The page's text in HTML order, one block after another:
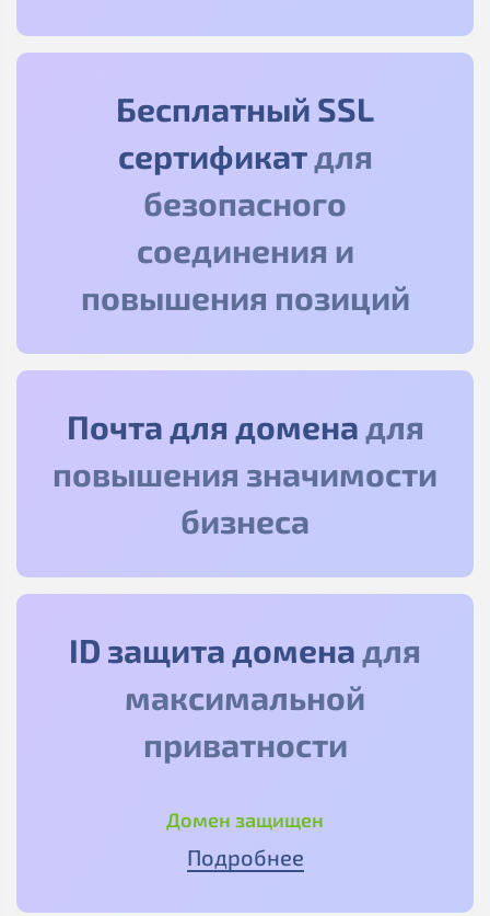
Бесплатный SSL
сертификатдля
безопасного
соединения и
повышения позиций
Почта для доменадля
повышения значимости
бизнеса
ID защита доменадля
максимальной
приватности
Домен защищен
Подробнее